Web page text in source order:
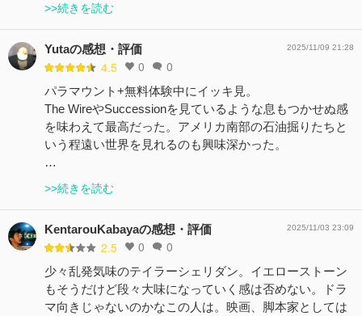
>>続きを読む
Yutaの感想・評価
4.5 0 0
2025/11/09 21:28
パラマウント+無料体験中にイッキ見。
The WireやSuccessionを見ているような息もつかせぬ感
を味わえて最高だった。アメリカ南部の石油掘りたちと
いう程遠い世界を見れるのも興味深かった。
…
>>続きを読む
KentarouKabayaの感想・評価
2.5 0 0
2025/11/03 23:09
少々乱発気味のテイラーシェリダン。イエローストーン
もそうだけど段々大味になっていく感は否めない。ドラ
マ向きじゃないのかなこの人は。映画、脚本家としては